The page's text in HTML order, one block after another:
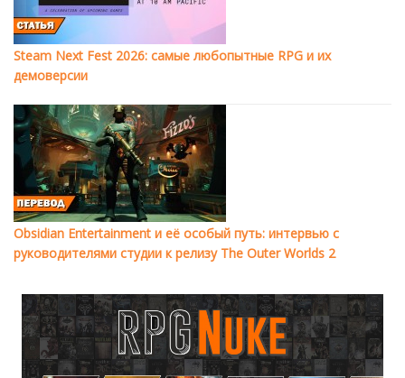
Steam Next Fest 2026: самые любопытные RPG и их
демоверсии
Obsidian Entertainment и её особый путь: интервью с
руководителями студии к релизу The Outer Worlds 2